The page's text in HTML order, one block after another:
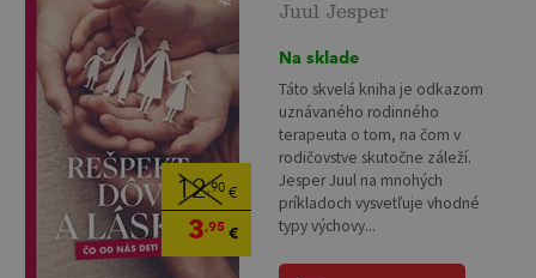
12,90 €
3,95 €
Juul Jesper
Na sklade
Táto skvelá kniha je odkazom
uznávaného rodinného
terapeuta o tom, na čom v
rodičovstve skutočne záleží.
Jesper Juul na mnohých
príkladoch vysvetľuje vhodné
typy výchovy...